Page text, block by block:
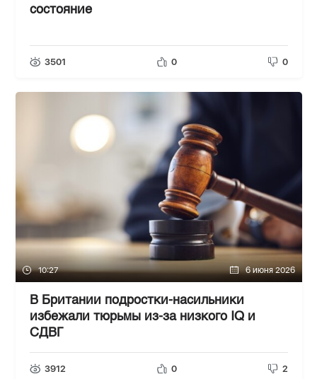
состояние
3501 0 0
10:27 6 июня 2026
В Британии подростки-насильники
избежали тюрьмы из-за низкого IQ и
СДВГ
3912 0 2